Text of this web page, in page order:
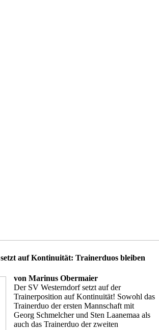
auf Kontinuität: Trainerduos bleiben
von Marinus Obermaier
Der SV Westerndorf setzt auf der
Trainerposition auf Kontinuität! Sowohl das
Trainerduo der ersten Mannschaft mit
Georg Schmelcher und Sten Laanemaa als
auch das Trainerduo der zweiten